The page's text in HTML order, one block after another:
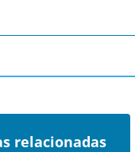
relacionadas